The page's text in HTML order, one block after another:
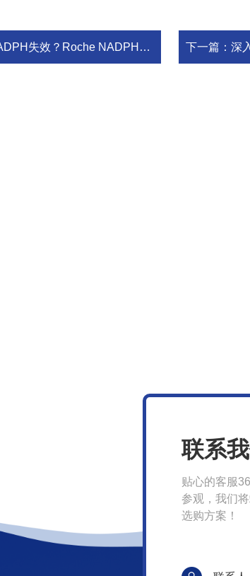
NADPH四钠盐吸光度衰减规律与质控判读标准 下一篇： 深入
联系
贴心的客服
参观，我们
选购方案！